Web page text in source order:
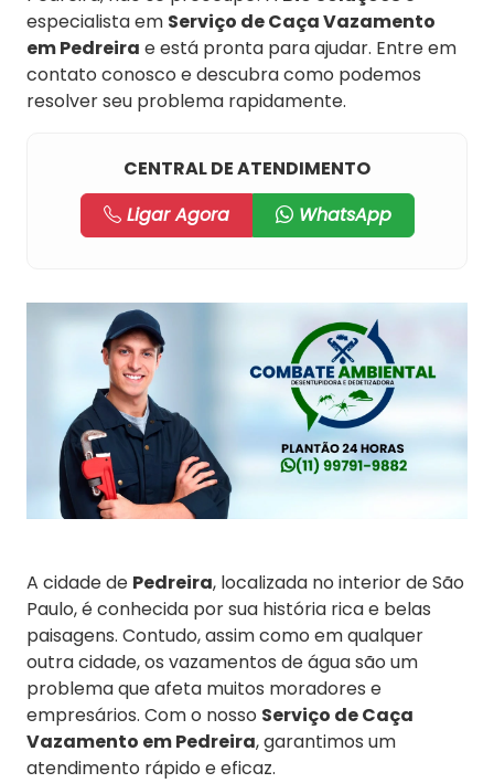
especialista em Serviço de Caça Vazamento
em Pedreira e está pronta para ajudar. Entre em
contato conosco e descubra como podemos
resolver seu problema rapidamente.
CENTRAL DE ATENDIMENTO
Ligar Agora
WhatsApp
A cidade de Pedreira, localizada no interior de São
Paulo, é conhecida por sua história rica e belas
paisagens. Contudo, assim como em qualquer
outra cidade, os vazamentos de água são um
problema que afeta muitos moradores e
empresários. Com o nosso Serviço de Caça
Vazamento em Pedreira, garantimos um
atendimento rápido e eficaz.